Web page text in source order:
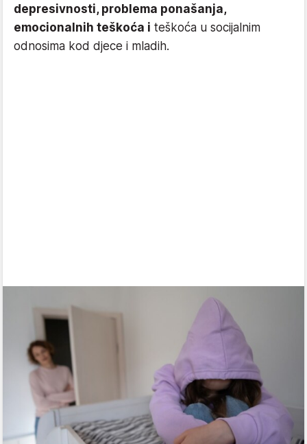
depresivnosti, problema ponašanja,
emocionalnih teškoća i teškoća u socijalnim
odnosima kod djece i mladih.